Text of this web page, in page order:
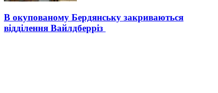
В окупованому Бердянську закриваються
відділення Вайлдберріз